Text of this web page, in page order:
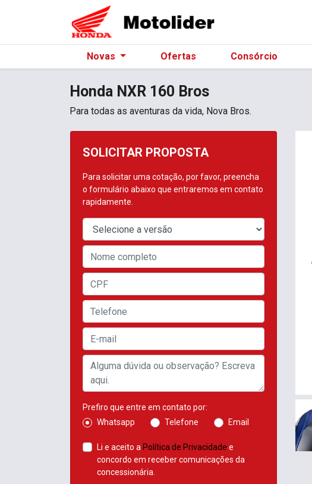
Novas Ofertas Consórcio
Honda NXR 160 Bros
Para todas as aventuras da vida, Nova Bros.
SOLICITAR PROPOSTA
Para solicitar uma cotação, por favor, preencha
o formulário abaixo que entraremos em contato
rapidamente.
Prefiro que entre em contato por:
Whatsapp
Telefone Email
Li e aceito a Política de Privacidade e
concordo em receber comunicações da
concessionária.